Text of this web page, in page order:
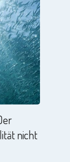
nicht